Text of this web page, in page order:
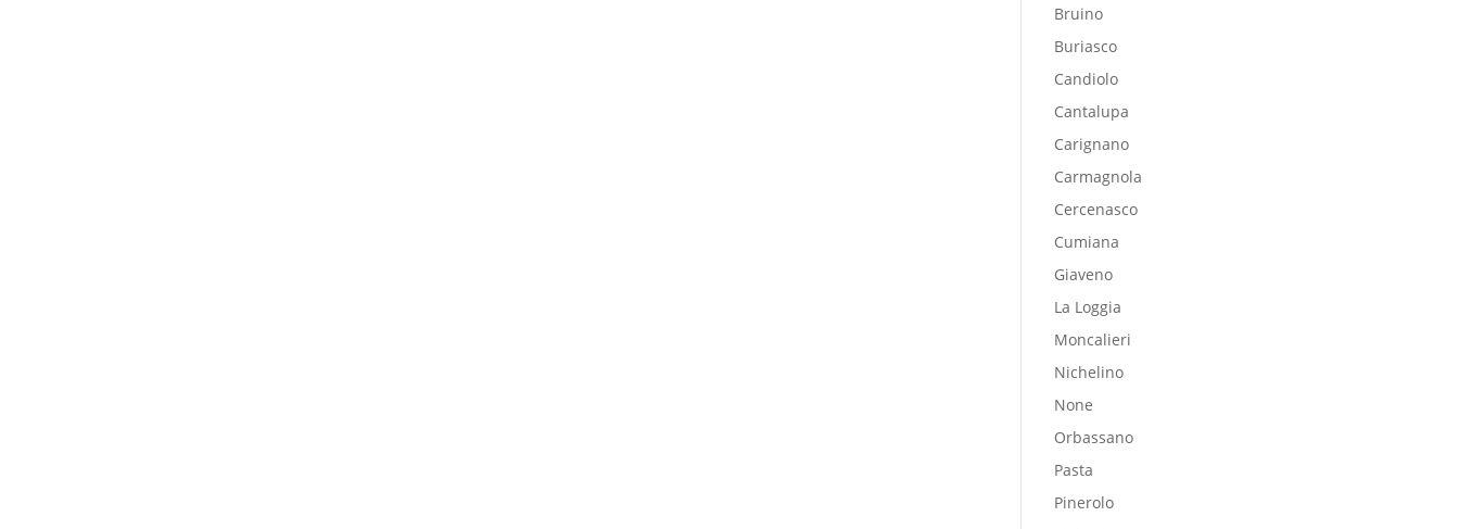
Bruino
Buriasco
Candiolo
Cantalupa
Carignano
Carmagnola
Cercenasco
Cumiana
Giaveno
La Loggia
Moncalieri
Nichelino
None
Orbassano
Pasta
Pinerolo